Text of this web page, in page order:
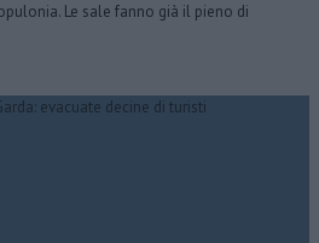
Le sale fanno già il pieno di